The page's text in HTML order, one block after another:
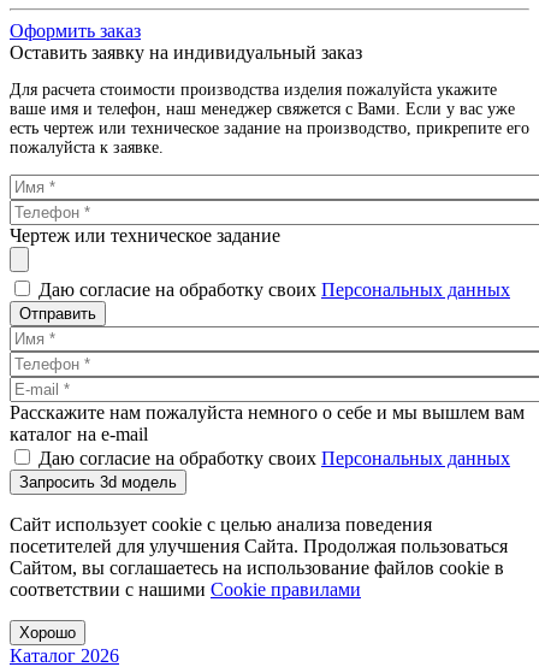
Оформить заказ
Оставить заявку на индивидуальный заказ
Для расчета стоимости производства изделия пожалуйста укажите
ваше имя и телефон, наш менеджер свяжется с Вами. Если у вас уже
есть чертеж или техническое задание на производство, прикрепите его
пожалуйста к заявке.
Чертеж или техническое задание
Даю согласие на обработку своих Персональных данных
Отправить
Расскажите нам пожалуйста немного о себе и мы вышлем вам
каталог на e-mail
Даю согласие на обработку своих Персональных данных
Запросить 3d модель
Сайт использует cookie с целью анализа поведения
посетителей для улучшения Сайта. Продолжая пользоваться
Сайтом, вы соглашаетесь на использование файлов cookie в
соответствии с нашими Cookiе правилами
Хорошо
Каталог 2026